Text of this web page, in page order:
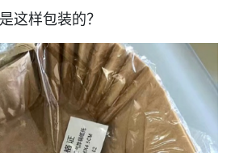
是这样包装的？